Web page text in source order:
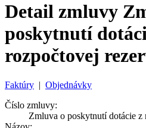
Detail zmluvy
poskytnutí
rozpočtovej
Faktúry | Objednávky
Číslo zmluvy:
Zmluva o poskytnutí dotácie z